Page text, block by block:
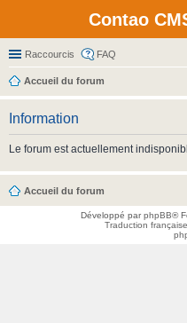
Contao
Raccourcis FAQ
Accueil du forum
Information
Le forum est actuellement
Accueil du forum
Développé parphpBB®
Traduction